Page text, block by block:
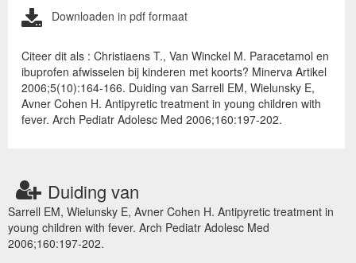
Downloaden in pdf formaat
Citeer dit als : Christiaens T., Van Winckel M. Paracetamol en
ibuprofen afwisselen bij kinderen met koorts? Minerva Artikel
2006;5(10):164-166. Duiding van Sarrell EM, Wielunsky E,
Avner Cohen H. Antipyretic treatment in young children with
fever. Arch Pediatr Adolesc Med 2006;160:197-202.
Duiding van
Sarrell EM, Wielunsky E, Avner Cohen H. Antipyretic treatment in
young children with fever. Arch Pediatr Adolesc Med
2006;160:197-202.